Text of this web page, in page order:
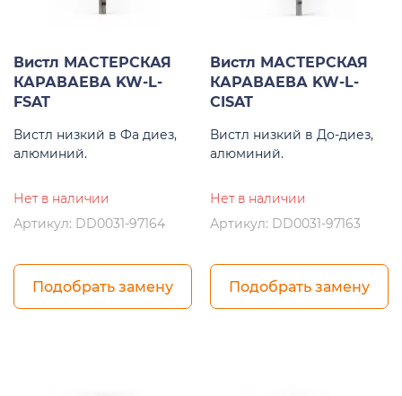
Вистл МАСТЕРСКАЯ
КАРАВАЕВА KW-L-
FSAT
Вистл низкий в Фа диез,
алюминий.
Нет в наличии
Артикул: DD0031-97164
Подобрать замену
Вистл МАСТЕРСКАЯ
КАРАВАЕВА KW-L-
CISAT
Вистл низкий в До-диез,
алюминий.
Нет в наличии
Артикул: DD0031-97163
Подобрать замену